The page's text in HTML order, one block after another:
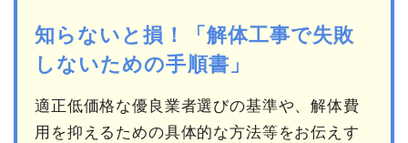
知らないと損！「解体工事で失敗
しないための手順書」
適正低価格な優良業者選びの基準や、解体費
用を抑えるための具体的な方法等をお伝えす